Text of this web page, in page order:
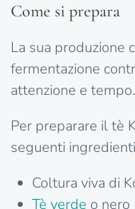
Come si prepara
La sua produzione
fermentazione
attenzione e tempo.
Per preparare il tè
seguenti
Coltura viva di
Tè verde o nero